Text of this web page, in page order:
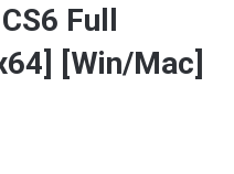
Full
[Win/Mac]